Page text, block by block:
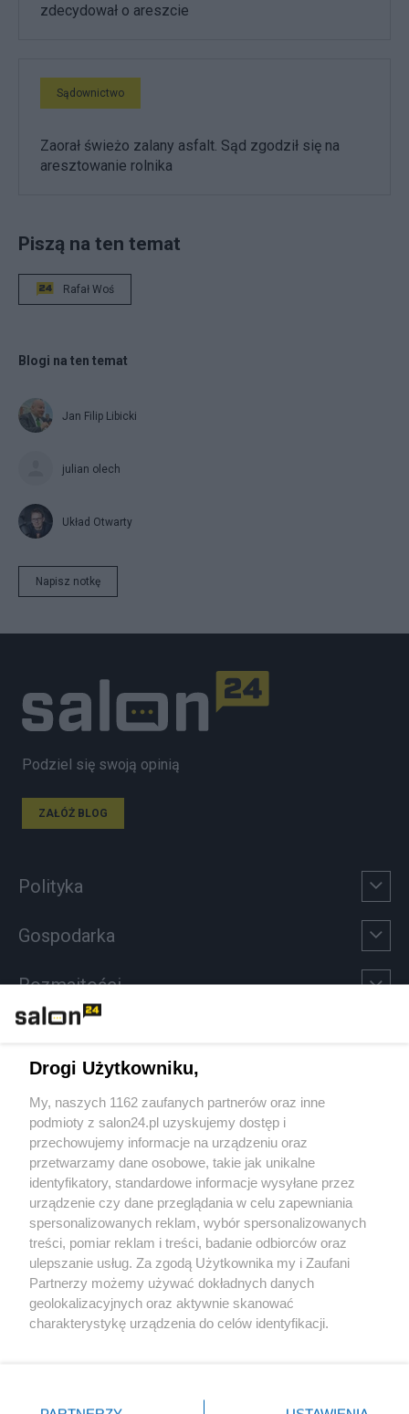
zdecydował o areszcie
Sądownictwo
Zaorał świeżo zalany asfalt. Sąd zgodził się na
aresztowanie rolnika
Piszą na ten temat
Rafał Woś
Blogi na ten temat
Jan Filip Libicki
julian olech
Układ Otwarty
Napisz notkę
Podziel się swoją opinią
ZAŁÓŻ BLOG
Polityka
Gospodarka
Rozmaitości
Sport
Społeczeństwo
Kultura
X Facebook Instagram Youtube
Drogi Użytkowniku,
My, naszych 1162 zaufanych partnerów oraz inne
podmioty z salon24.pl uzyskujemy dostęp i
przechowujemy informacje na urządzeniu oraz
przetwarzamy dane osobowe, takie jak unikalne
identyfikatory, standardowe informacje wysyłane przez
urządzenie czy dane przeglądania w celu zapewniania
spersonalizowanych reklam, wybór spersonalizowanych
treści, pomiar reklam i treści, badanie odbiorców oraz
ulepszanie usług. Za zgodą Użytkownika my i Zaufani
Partnerzy możemy używać dokładnych danych
geolokalizacyjnych oraz aktywnie skanować
charakterystykę urządzenia do celów identyfikacji.
zmienić/wycofać klikając przycisk ustawień prywatności